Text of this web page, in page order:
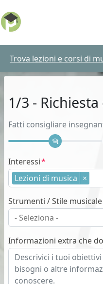
Trova lezioni e corsi di
1/3 -
Fatti consigliare
Interessi
Lezioni di musica ×
Strumenti / Stile musicale
Informazioni extra che